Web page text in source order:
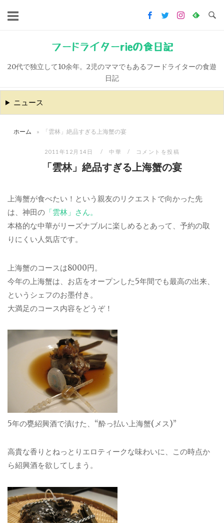
キ
ッ
フードライターrieの食日記
20代で独立して10余年。2児のママでもあるフードライターの食遊
日記
ニュース
ホーム » 「雲林」絶品すぎる上海蟹の宴
2011年12月14日 中華 コメントを投稿
「雲林」絶品すぎる上海蟹の宴
上海蟹が食べたい！という親友のリクエストで向かった先
は、神田の 「雲林」さん。
本格的な中華がリーズナブルに楽しめるとあって、予約の取
りにくい人気店です。
上海蟹のコースは8000円。
今年の上海蟹は、お店をオープンした5年間でも最高の出来、
というシェフのお墨付き。
大満足のコース内容をどうぞ！
5年の甕紹興酒で漬けた、“酔っ払い上海蟹(メス)”
高貴な香りとねっとりエロティークな味わいに、この時点か
ら紹興酒を欲してしまう。